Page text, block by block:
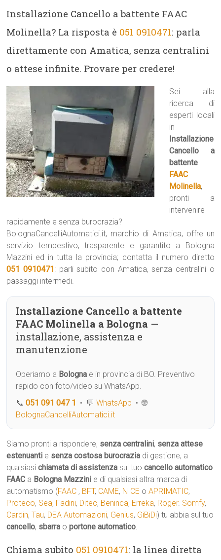
Installazione Cancello a battente FAAC
Molinella? La risposta è 051 0910471: parla
direttamente con Amatica, senza centralini
o attese infinite. Provare per credere!
Sei alla
ricerca di
esperti locali
in
Installazione
Cancello a
battente
FAAC
Molinella,
pronti a
intervenire
rapidamente e senza burocrazia?
BolognaCancelliAutomatici.it, marchio di Amatica, offre un
servizio tempestivo, trasparente e garantito a Bologna
Mazzini ed in tutta la provincia; contatta il numero diretto
051 0910471: parli subito con Amatica, senza centralini o
passaggi intermedi.
Installazione Cancello a battente
FAAC Molinella a Bologna —
installazione, assistenza e
manutenzione
Operiamo a Bologna e in provincia di BO. Preventivo
rapido con foto/video su WhatsApp.
📞051 091 047 1 • 💬WhatsApp • 🌐
BolognaCancelliAutomatici.it
Siamo pronti a rispondere, senza centralini, senza attese
estenuanti e senza costosa burocrazia di gestione, a
qualsiasichiamata di assistenza sul tuocancello automatico
FAAC a Bologna Mazzini e di qualsiasi altra marca di
automatismo (FAAC , BFT, CAME, NICE oAPRIMATIC,
Proteco, Sea, Fadini, Ditec, Beninca, Erreka, Roger. Somfy,
Cardin,Tau, DEA Automazioni, Genius, GiBiDi) tu abbia sul tuo
cancello, sbarra oportone automatico.
Chiama subito 051 0910471: la linea diretta